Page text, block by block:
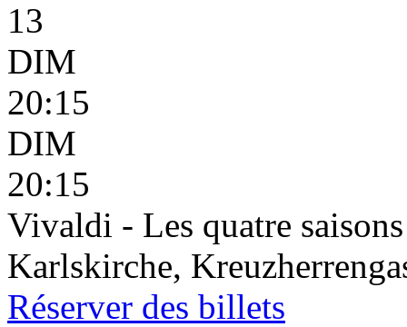
13
DIM
20:15
DIM
20:15
Vivaldi - Les quatre saisons
Karlskirche,
Réserver des billets